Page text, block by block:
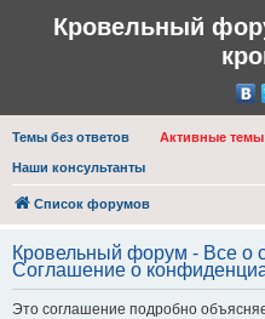
Кровельный
Темы без ответов Активные темы
Наши консультанты
Список форумов
Кровельный форум - Все о
Соглашение о
Это соглашение подробно